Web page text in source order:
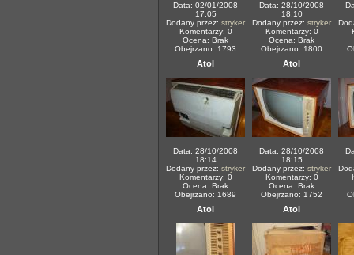
Data: 02/01/2008
17:05
Dodany przez: stryker
Komentarzy: 0
Ocena: Brak
Obejrzano: 1793
Data: 28/10/2008
18:10
Dodany przez: stryker
Komentarzy: 0
Ocena: Brak
Obejrzano: 1800
Atol
Data: 28/10/2008
18:14
Dodany przez: stryker
Komentarzy: 0
Ocena: Brak
Obejrzano: 1689
Atol
Data: 28/10/2008
18:15
Dodany przez: stryker
Komentarzy: 0
Ocena: Brak
Obejrzano: 1752
Atol Atol